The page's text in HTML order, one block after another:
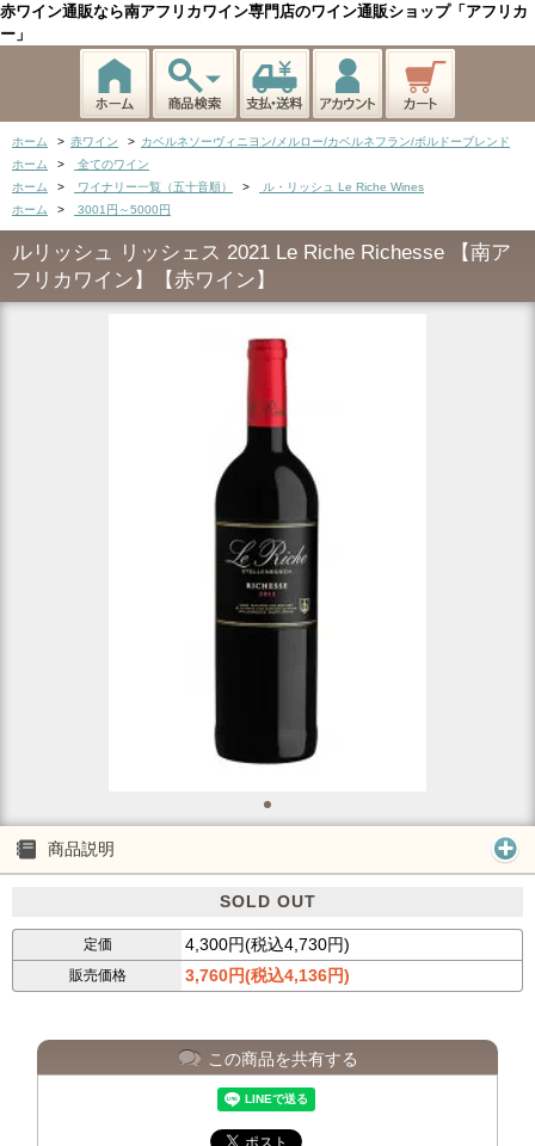
赤ワイン通販なら南アフリカワイン専門店のワイン通販ショップ「アフリカ
ー」
ホーム > 赤ワイン > カベルネソーヴィニヨン/メルロー/カベルネフラン/ボルドーブレンド
ホーム
>
全てのワイン
ホーム
> ワイナリー一覧（五十音順） >
ル・リッシュ Le Riche Wines
ホーム
> 3001円～5000円
ルリッシュ リッシェス 2021 Le Riche Richesse 【南ア
フリカワイン】【赤ワイン】
商品説明
SOLD OUT
定価 4,300円(税込4,730円)
販売価格 3,760円(税込4,136円)
この商品を共有する